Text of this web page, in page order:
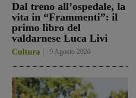
Dal treno all’ospedale, la
vita in “Frammenti”: il
primo libro del
valdarnese Luca Livi
Cultura 9 Agosto 2026